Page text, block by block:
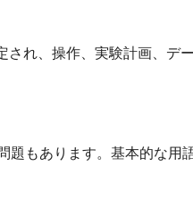
れ、操作、実験計画、デ
もあります。基本的な用